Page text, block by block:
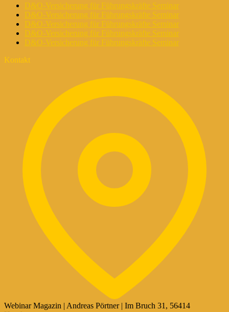
D&O-Versicherung für Führungskräfte Seminar
D&O-Versicherung für Führungskräfte Seminar
D&O-Versicherung für Führungskräfte Seminar
D&O-Versicherung für Führungskräfte Seminar
D&O-Versicherung für Führungskräfte Seminar
Kontakt
Webinar Magazin | Andreas Pörtner | Im Bruch 31, 56414